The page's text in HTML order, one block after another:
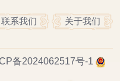
联系我们 关于我们
备2024062517号-1